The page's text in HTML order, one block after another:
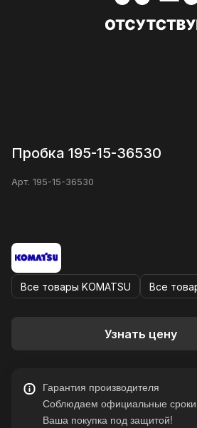
Пробка 195-15-36530
Арт. 195-15-36530
Все товары KOMATSU Все
Узнать цену
Гарантия производителя
Соблюдаем официальные сроки
Ваша покупка под защитой!